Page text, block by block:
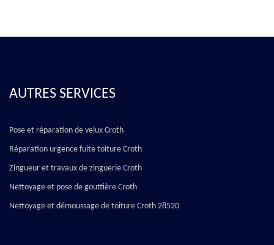
AUTRES SERVICES
Pose et réparation de velux Croth
Réparation urgence fuite toiture Croth
Zingueur et travaux de zinguerie Croth
Nettoyage et pose de gouttière Croth
Nettoyage et démoussage de toiture Croth 28520